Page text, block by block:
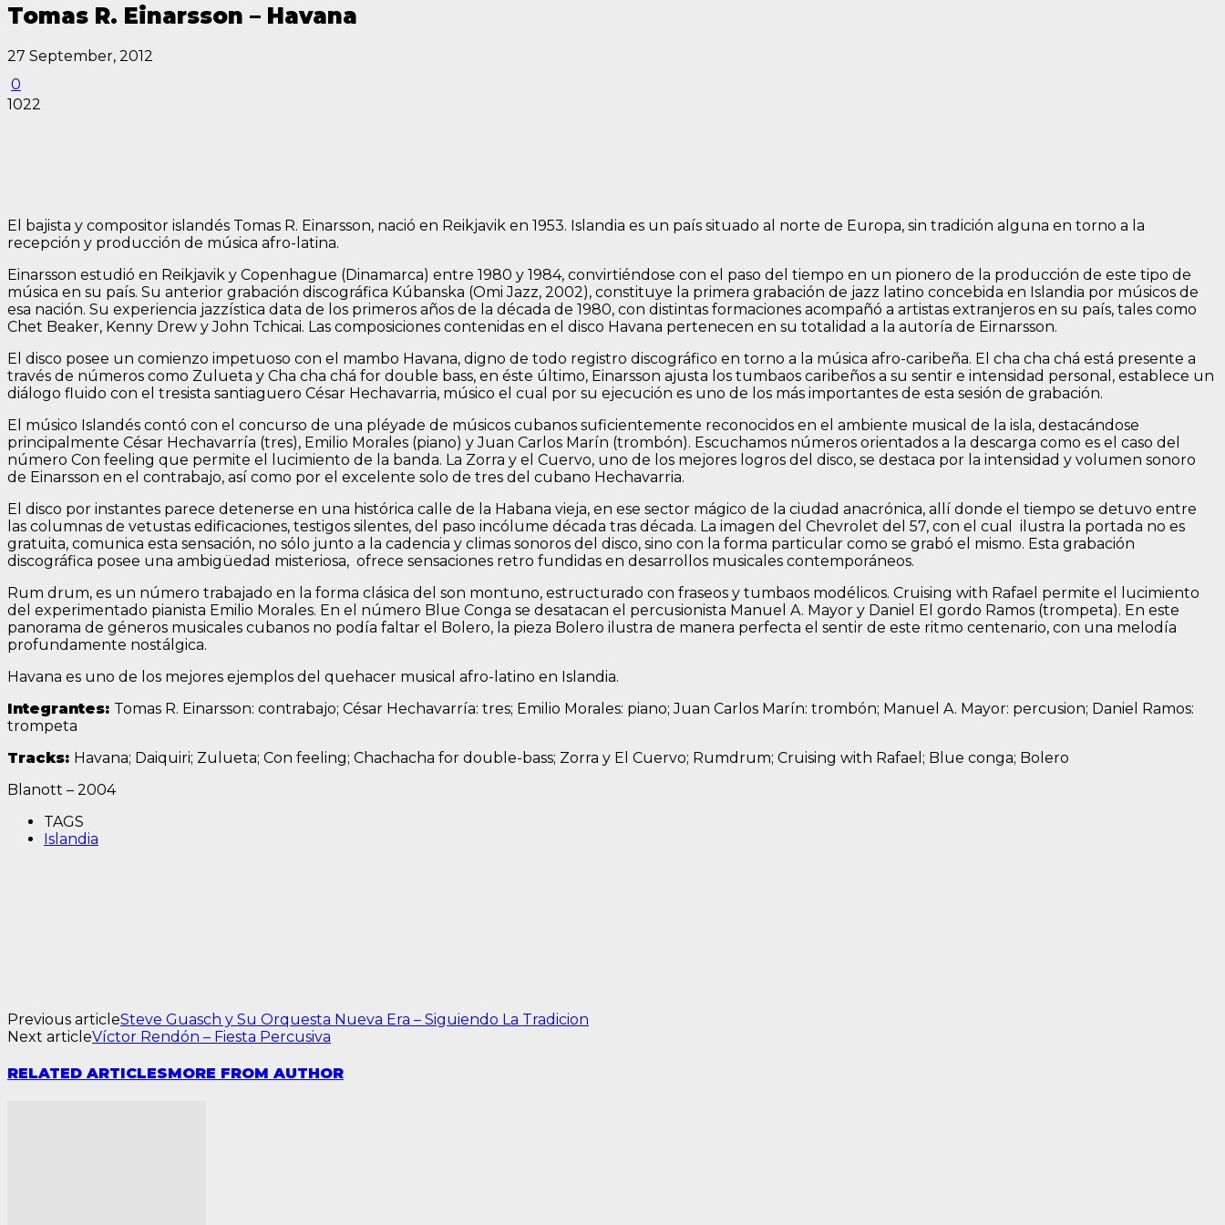
Tomas R. Einarsson – Havana
27 September, 2012
0
1022
El bajista y compositor islandés Tomas R. Einarsson, nació en Reikjavik en 1953. Islandia es un país situado al norte de Europa, sin tradición alguna en torno a la
recepción y producción de música afro-latina.
Einarsson estudió en Reikjavik y Copenhague (Dinamarca) entre 1980 y 1984, convirtiéndose con el paso del tiempo en un pionero de la producción de este tipo de
música en su país. Su anterior grabación discográfica Kúbanska (Omi Jazz, 2002), constituye la primera grabación de jazz latino concebida en Islandia por músicos de
esa nación. Su experiencia jazzística data de los primeros años de la década de 1980, con distintas formaciones acompañó a artistas extranjeros en su país, tales como
Chet Beaker, Kenny Drew y John Tchicai. Las composiciones contenidas en el disco Havana pertenecen en su totalidad a la autoría de Eirnarsson.
El disco posee un comienzo impetuoso con el mambo Havana, digno de todo registro discográfico en torno a la música afro-caribeña. El cha cha chá está presente a
través de números como Zulueta y Cha cha chá for double bass, en éste último, Einarsson ajusta los tumbaos caribeños a su sentir e intensidad personal, establece un
diálogo fluido con el tresista santiaguero César Hechavarria, músico el cual por su ejecución es uno de los más importantes de esta sesión de grabación.
El músico Islandés contó con el concurso de una pléyade de músicos cubanos suficientemente reconocidos en el ambiente musical de la isla, destacándose
principalmente César Hechavarría (tres), Emilio Morales (piano) y Juan Carlos Marín (trombón). Escuchamos números orientados a la descarga como es el caso del
número Con feeling que permite el lucimiento de la banda. La Zorra y el Cuervo, uno de los mejores logros del disco, se destaca por la intensidad y volumen sonoro
de Einarsson en el contrabajo, así como por el excelente solo de tres del cubano Hechavarria.
El disco por instantes parece detenerse en una histórica calle de la Habana vieja, en ese sector mágico de la ciudad anacrónica, allí donde el tiempo se detuvo entre
las columnas de vetustas edificaciones, testigos silentes, del paso incólume década tras década. La imagen del Chevrolet del 57, con el cual ilustra la portada no es
gratuita, comunica esta sensación, no sólo junto a la cadencia y climas sonoros del disco, sino con la forma particular como se grabó el mismo. Esta grabación
discográfica posee una ambigüedad misteriosa, ofrece sensaciones retro fundidas en desarrollos musicales contemporáneos.
Rum drum, es un número trabajado en la forma clásica del son montuno, estructurado con fraseos y tumbaos modélicos. Cruising with Rafael permite el lucimiento
del experimentado pianista Emilio Morales. En el número Blue Conga se desatacan el percusionista Manuel A. Mayor y Daniel El gordo Ramos (trompeta). En este
panorama de géneros musicales cubanos no podía faltar el Bolero, la pieza Bolero ilustra de manera perfecta el sentir de este ritmo centenario, con una melodía
profundamente nostálgica.
Havana es uno de los mejores ejemplos del quehacer musical afro-latino en Islandia.
Integrantes: Tomas R. Einarsson: contrabajo; César Hechavarría: tres; Emilio Morales: piano; Juan Carlos Marín: trombón; Manuel A. Mayor: percusion; Daniel Ramos:
trompeta
Tracks: Havana; Daiquiri; Zulueta; Con feeling; Chachacha for double-bass; Zorra y El Cuervo; Rumdrum; Cruising with Rafael; Blue conga; Bolero
Blanott – 2004
TAGS
Islandia
Previous articleSteve Guasch y Su Orquesta Nueva Era – Siguiendo La Tradicion
Next articleVíctor Rendón – Fiesta Percusiva
RELATED ARTICLESMORE FROM AUTHOR